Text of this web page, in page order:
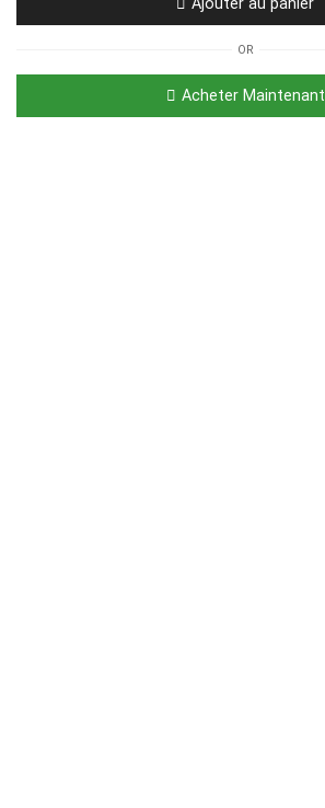
OR
Acheter Maintenant